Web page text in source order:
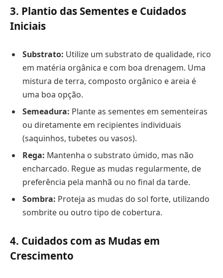
3. Plantio das Sementes e Cuidados
Iniciais
Substrato: Utilize um substrato de qualidade, rico
em matéria orgânica e com boa drenagem. Uma
mistura de terra, composto orgânico e areia é
uma boa opção.
Semeadura: Plante as sementes em sementeiras
ou diretamente em recipientes individuais
(saquinhos, tubetes ou vasos).
Rega: Mantenha o substrato úmido, mas não
encharcado. Regue as mudas regularmente, de
preferência pela manhã ou no final da tarde.
Sombra: Proteja as mudas do sol forte, utilizando
sombrite ou outro tipo de cobertura.
4. Cuidados com as Mudas em
Crescimento